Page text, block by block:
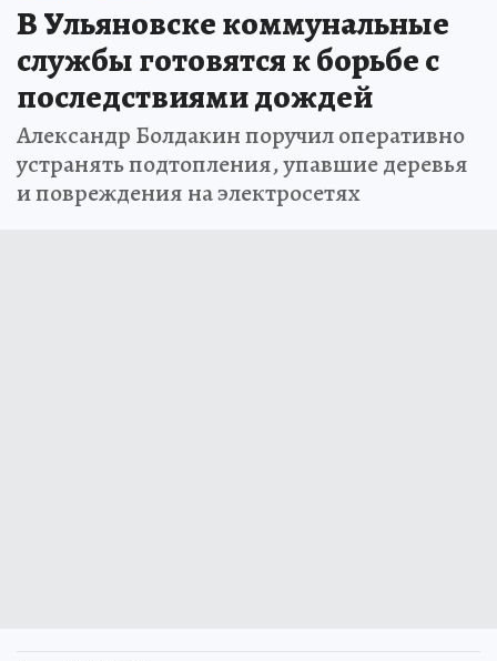
В Ульяновске коммунальные
службы готовятся к борьбе с
последствиями дождей
Александр Болдакин поручил оперативно
устранять подтопления, упавшие деревья
и повреждения на электросетях